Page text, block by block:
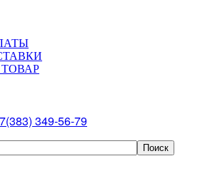
349-56-79